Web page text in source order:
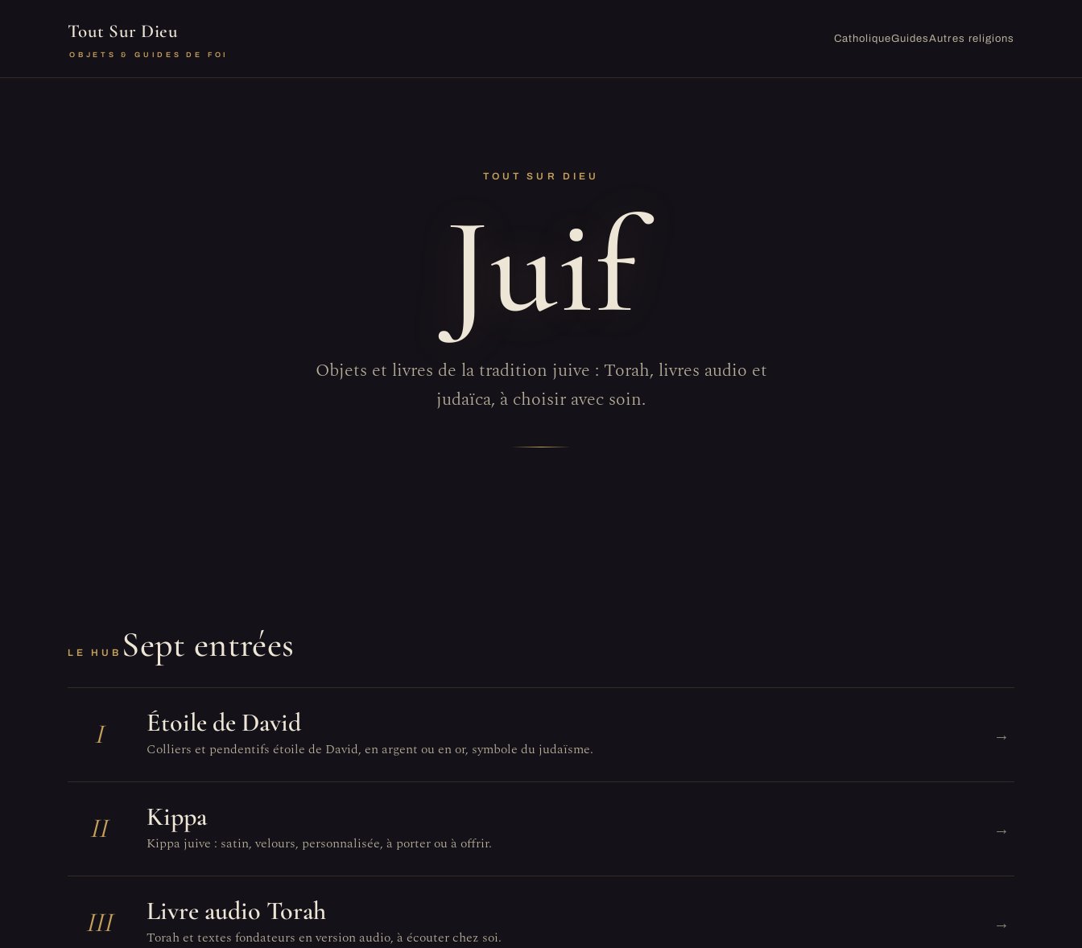
Tout Sur Dieu
OBJETS & GUIDES DE FOI
CatholiqueGuidesAutres religions
TOUT SUR DIEU
Juif
Objets et livres de la tradition juive : Torah, livres audio et
judaïca, à choisir avec soin.
LE HUB Sept entrées
I Étoile de David
Colliers et pendentifs étoile de David, en argent ou en or, symbole du judaïsme.
→
II Kippa
Kippa juive : satin, velours, personnalisée, à porter ou à offrir.
→
III Livre audio Torah
Torah et textes fondateurs en version audio, à écouter chez soi.
→